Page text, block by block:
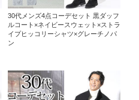
30代メンズ4点コーデセット 黒ダッフ
ルコート×ネイビースウェット×ストラ
イプヒッコリーシャツ×グレーチノパ
ン